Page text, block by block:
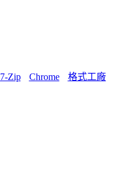
7-Zip Chrome 格式工廠